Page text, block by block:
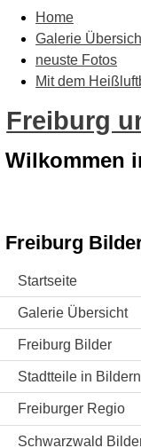
Home
Galerie
neuste Fotos
Mit dem
Freiburg
Wilkommen
Freiburg
Startseite
Galerie Übersicht
Freiburg Bilder
Stadtteile in Bildern
Freiburger Regio
Schwarzwald